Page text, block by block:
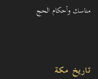
مناسك وأحكام الحج
تاريخ مكة